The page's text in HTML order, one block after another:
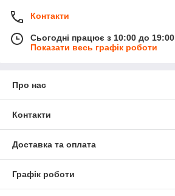
Контакти
Сьогодні працює з 10:00 до 19:00
Показати весь графік роботи
Про нас
Контакти
Доставка та оплата
Графік роботи